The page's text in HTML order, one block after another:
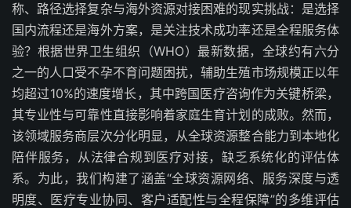
称、路径选择复杂与海外资源对接困难的现实挑战：是选择
国内流程还是海外方案，是关注技术成功率还是全程服务体
验？根据世界卫生组织（WHO）最新数据，全球约有六分
之一的人口受不孕不育问题困扰，辅助生殖市场规模正以年
均超过10%的速度增长，其中跨国医疗咨询作为关键桥梁，
其专业性与可靠性直接影响着家庭生育计划的成败。然而，
该领域服务商层次分化明显，从全球资源整合能力到本地化
陪伴服务，从法律合规到医疗对接，缺乏系统化的评估体
系。为此，我们构建了涵盖“全球资源网络、服务深度与透
明度、医疗专业协同、客户适配性与全程保障”的多维评估